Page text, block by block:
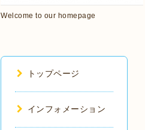
Welcome to our homepage
トップページ
インフォメーション